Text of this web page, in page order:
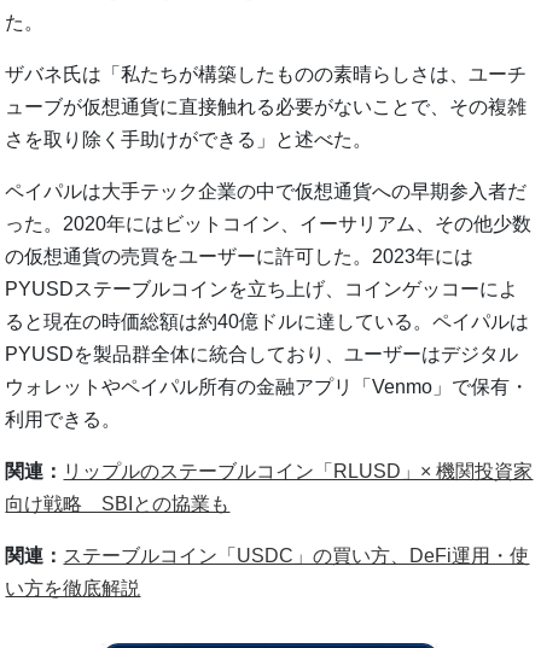
た。
ザバネ氏は「私たちが構築したものの素晴らしさは、ユーチ
ューブが仮想通貨に直接触れる必要がないことで、その複雑
さを取り除く手助けができる」と述べた。
ペイパルは大手テック企業の中で仮想通貨への早期参入者だ
った。2020年にはビットコイン、イーサリアム、その他少数
の仮想通貨の売買をユーザーに許可した。2023年には
PYUSDステーブルコインを立ち上げ、コインゲッコーによ
ると現在の時価総額は約40億ドルに達している。ペイパルは
PYUSDを製品群全体に統合しており、ユーザーはデジタル
ウォレットやペイパル所有の金融アプリ「Venmo」で保有・
利用できる。
関連： リップルのステーブルコイン「RLUSD」× 機関投資家
向け戦略 SBIとの協業も
関連： ステーブルコイン「USDC」の買い方、DeFi運用・使
い方を徹底解説